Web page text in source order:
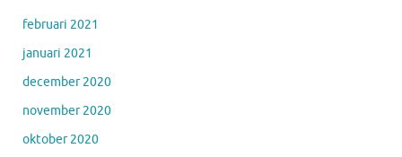
februari 2021
januari 2021
december 2020
november 2020
oktober 2020